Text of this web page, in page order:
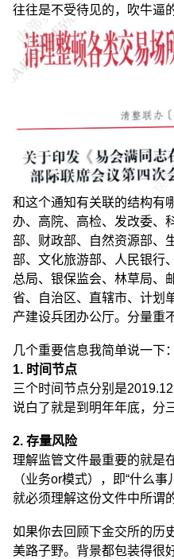
往往是不受待见的，吹牛逼
和这个通知有关联的结构有
办、高院、高检、发改委、
部、财政部、自然资源部、
部、文化旅游部、人民银行
总局、银保监会、林草局、
省、自治区、直辖市、计划
产建设兵团办公厅。分量重
几个重要信息我简单说一下：
1. 时间节点
三个时间节点分别是
说白了就是到明年年底，分
2. 存量风险
理解监管文件最重要的就是
（业务or模式），即“什么
就必须理解这份文件中所谓
如果你去回顾下金交所的历
美路子野。背景都包装得很